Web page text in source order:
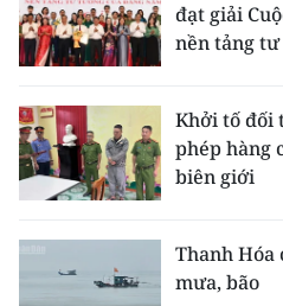
đạt giải
nền tảng
Khởi tố đối
phép hàng
biên giới
Thanh Hóa
mưa, bão